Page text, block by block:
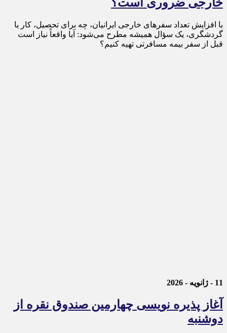
با افزایش تعداد سفرهای خارجی ایرانیان، چه برای تحصیل، کار یا
گردشگری، یک سؤال همیشه مطرح می‌شود: آیا واقعاً نیاز است
قبل از سفر بیمه مسافرتی تهیه کنیم؟
11 - ژانویه - 2026
آغاز پذیره نویسی چهارمین صندوق نقره از
دوشنبه